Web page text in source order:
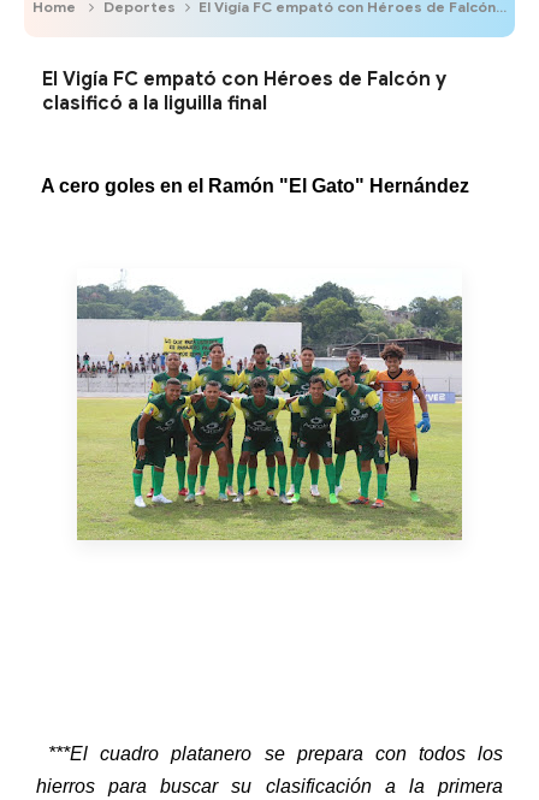
Home Deportes El Vigía FC empató con Héroes de Falcón y clasificó a la liguilla final
El Vigía FC empató con Héroes de Falcón y
clasificó a la liguilla final
A cero goles en el Ramón "El Gato" Hernández
***El cuadro platanero se prepara con todos los
hierros para buscar su clasificación a la primera